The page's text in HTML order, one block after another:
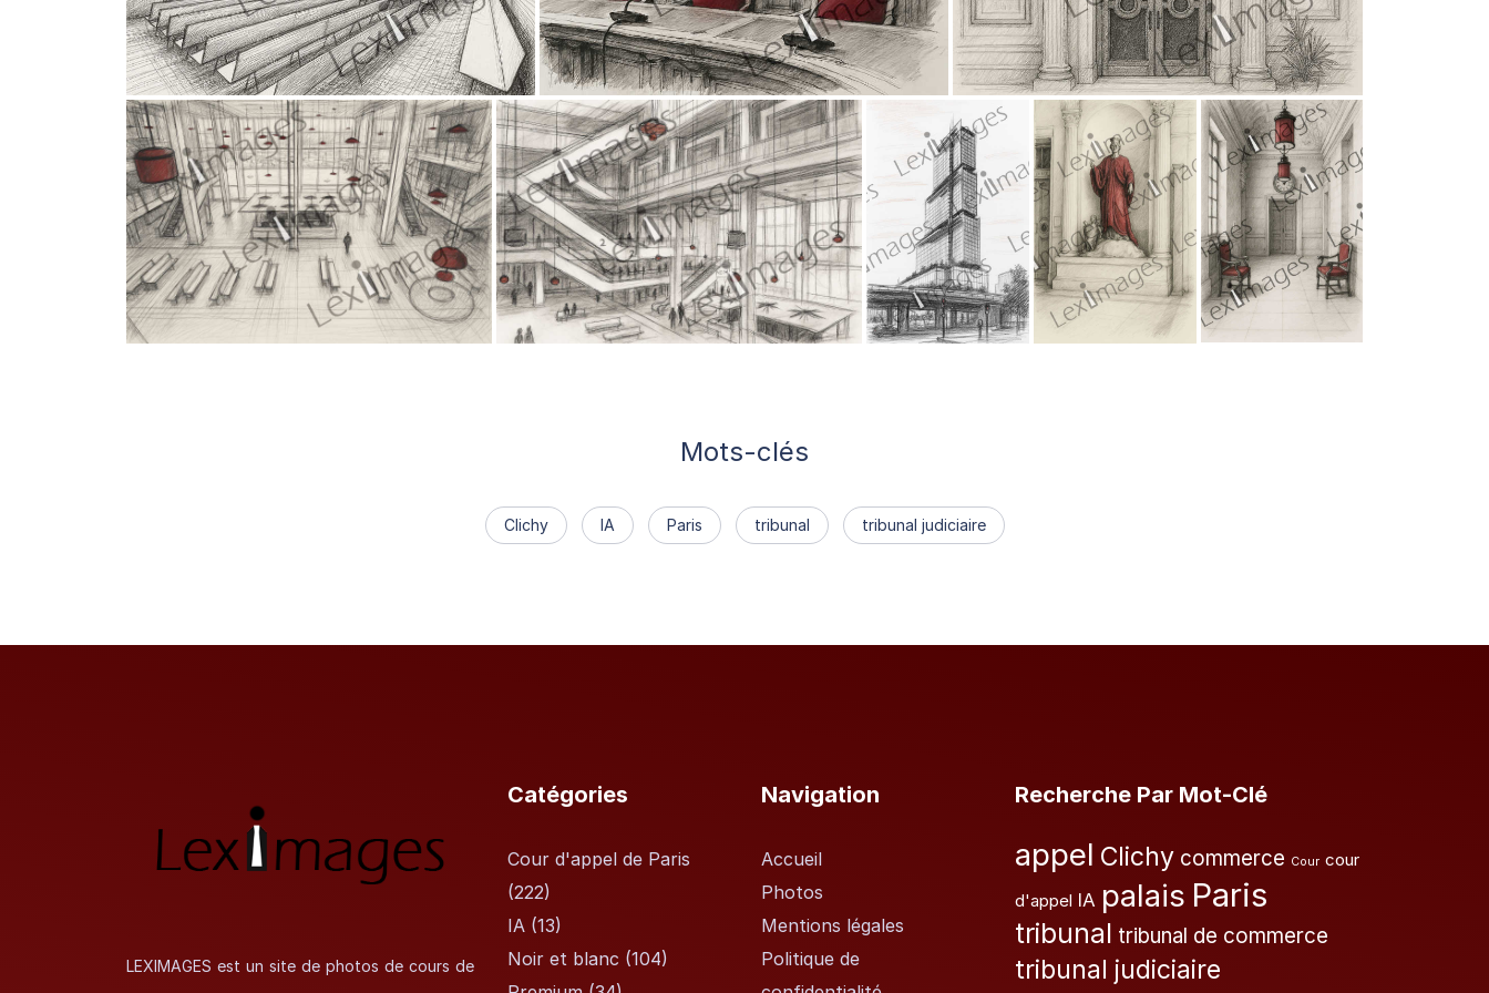
Mots-clés
Clichy IA Paris tribunal tribunal judiciaire
LEXIMAGES est un site de photos de cours de
Catégories
Cour d'appel de Paris
(222)
IA(13)
Noir et blanc (104)
Navigation
Accueil
Photos
Mentions légales
Politique de
Recherche Par Mot-Clé
appel Clichy commerce Cour cour
d'appel IA palais Paris
tribunal tribunal de commerce
tribunal judiciaire